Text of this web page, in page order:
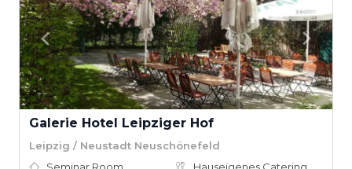
Galerie Hotel Leipziger Hof
Leipzig / Neustadt Neuschönefeld